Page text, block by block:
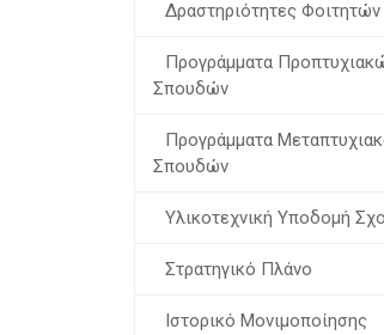
Δραστηριότητες Φοιτητών
Προγράμματα
Σπουδών
Προγράμματα
Σπουδών
Υλικοτεχνική Υποδομή
Στρατηγικό Πλάνο
Ιστορικό Μονιμοποίησης